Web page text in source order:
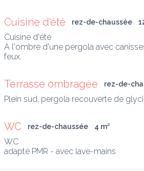
Cuisine d'été rez-de-chaussée
Cuisine d'été
A l'ombre d'une pergola avec
feux.
Terrasse ombragée rez-de-
Plein sud, pergola recouverte de
WC rez-de-chaussée 4 m²
WC
adapté PMR - avec lave-mains